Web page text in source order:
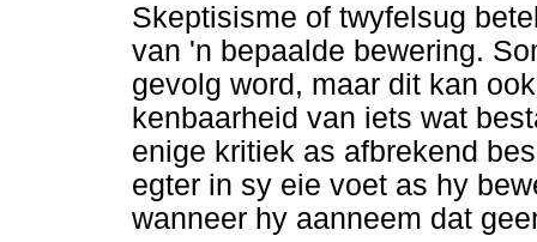
Skeptisisme of twyfelsug
van 'n bepaalde bewering.
gevolg word, maar dit kan
kenbaarheid van iets wat
enige kritiek as afbrekend
egter in sy eie voet as hy
wanneer hy aanneem dat